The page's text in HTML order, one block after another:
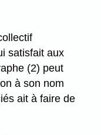
satisfait aux
(2) peut
à son nom
ait à faire de